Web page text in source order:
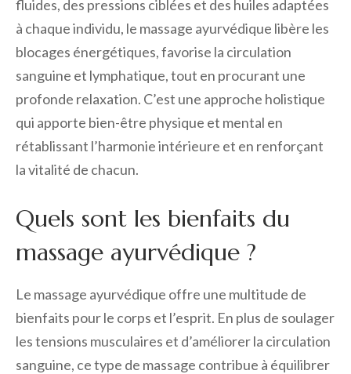
fluides, des pressions ciblées et des huiles adaptées
à chaque individu, le massage ayurvédique libère les
blocages énergétiques, favorise la circulation
sanguine et lymphatique, tout en procurant une
profonde relaxation. C’est une approche holistique
qui apporte bien-être physique et mental en
rétablissant l’harmonie intérieure et en renforçant
la vitalité de chacun.
Quels sont les bienfaits du
massage ayurvédique ?
Le massage ayurvédique offre une multitude de
bienfaits pour le corps et l’esprit. En plus de soulager
les tensions musculaires et d’améliorer la circulation
sanguine, ce type de massage contribue à équilibrer